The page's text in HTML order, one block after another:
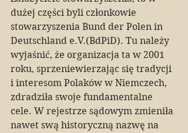
dużej części byli członkowie
stowarzyszenia Bund der Polen in
Deutschland e.V.(BdPiD). Tu należy
wyjaśnić, że organizacja ta w 2001
roku, sprzeniewierzając się tradycji
i interesom Polaków w Niemczech,
zdradziła swoje fundamentalne
cele. W rejestrze sądowym zmieniła
nawet swą historyczną nazwę na